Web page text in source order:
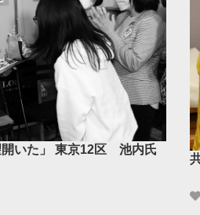
開いた」 東京12区 池内氏